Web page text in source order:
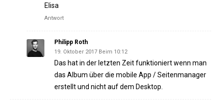
Elisa
Antwort
Philipp Roth
19. Oktober 2017 Beim 10:12
Das hat in der letzten Zeit funktioniert wenn man
das Album über die mobile App / Seitenmanager
erstellt und nicht auf dem Desktop.